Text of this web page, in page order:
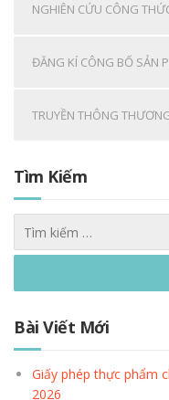
NGHIÊN CỨU CÔNG
ĐĂNG KÍ CÔNG BỐ SẢN
TRUYỀN THÔNG
Tìm Kiếm
Bài Viết Mới
Giấy phép thực phẩm
2026